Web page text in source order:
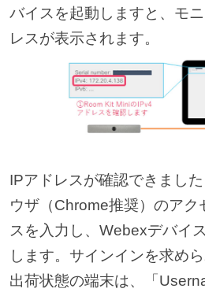
バイスを起動しますと、モ
レスが表示されます。
IPアドレスが確認できまし
ウザ（Chrome推奨）のアク
スを入力し、Webexデバイ
します。サインインを求め
出荷状態の端末は、「